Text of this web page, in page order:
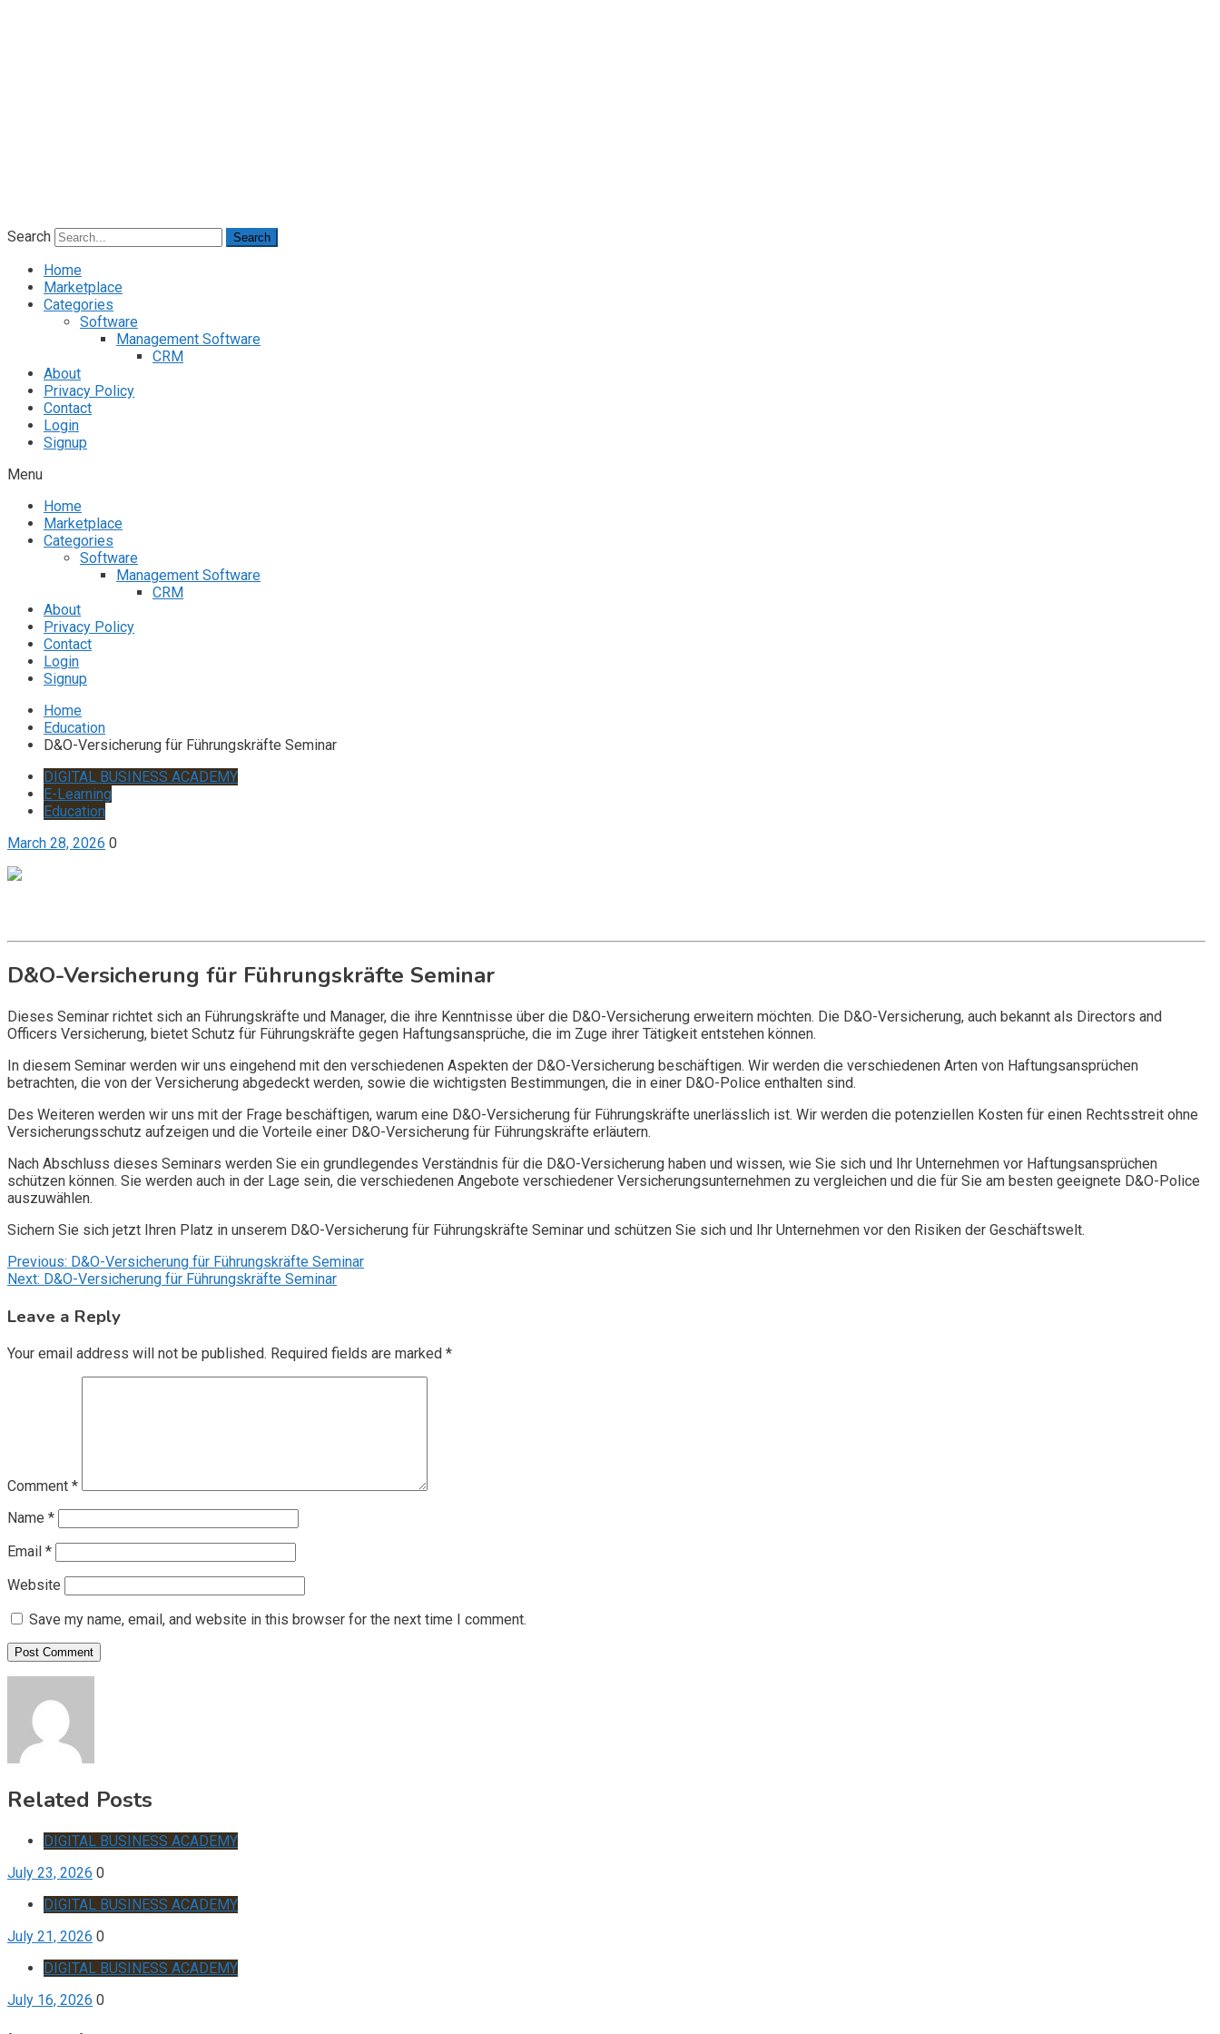
Search Search
Home
Marketplace
Categories
Software
Management Software
CRM
About
Privacy Policy
Contact
Login
Signup
Menu
Home
Marketplace
Categories
Software
Management Software
CRM
About
Privacy Policy
Contact
Login
Signup
Home
Education
D&O-Versicherung für Führungskräfte Seminar
DIGITAL BUSINESS ACADEMY
E-Learning
Education
March 28, 2026 0
D&O-Versicherung für Führungskräfte Seminar
Dieses Seminar richtet sich an Führungskräfte und Manager, die ihre Kenntnisse über die D&O-Versicherung erweitern möchten. Die D&O-Versicherung, auch bekannt als Directors and
Officers Versicherung, bietet Schutz für Führungskräfte gegen Haftungsansprüche, die im Zuge ihrer Tätigkeit entstehen können.
In diesem Seminar werden wir uns eingehend mit den verschiedenen Aspekten der D&O-Versicherung beschäftigen. Wir werden die verschiedenen Arten von Haftungsansprüchen
betrachten, die von der Versicherung abgedeckt werden, sowie die wichtigsten Bestimmungen, die in einer D&O-Police enthalten sind.
Des Weiteren werden wir uns mit der Frage beschäftigen, warum eine D&O-Versicherung für Führungskräfte unerlässlich ist. Wir werden die potenziellen Kosten für einen Rechtsstreit ohne
Versicherungsschutz aufzeigen und die Vorteile einer D&O-Versicherung für Führungskräfte erläutern.
Nach Abschluss dieses Seminars werden Sie ein grundlegendes Verständnis für die D&O-Versicherung haben und wissen, wie Sie sich und Ihr Unternehmen vor Haftungsansprüchen
schützen können. Sie werden auch in der Lage sein, die verschiedenen Angebote verschiedener Versicherungsunternehmen zu vergleichen und die für Sie am besten geeignete D&O-Police
auszuwählen.
Sichern Sie sich jetzt Ihren Platz in unserem D&O-Versicherung für Führungskräfte Seminar und schützen Sie sich und Ihr Unternehmen vor den Risiken der Geschäftswelt.
Post
navigation
Previous: D&O-Versicherung für Führungskräfte Seminar
Next: D&O-Versicherung für Führungskräfte Seminar
Leave a Reply
Your email address will not be published. Required fields are marked *
Comment *
Name *
Email *
Website
Save my name, email, and website in this browser for the next time I comment.
Related Posts
DIGITAL BUSINESS ACADEMY
July 23, 2026 0
DIGITAL BUSINESS ACADEMY
July 21, 2026 0
DIGITAL BUSINESS ACADEMY
July 16, 2026 0